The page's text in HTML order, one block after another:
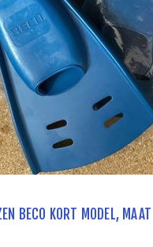
BECO KORT MODEL,